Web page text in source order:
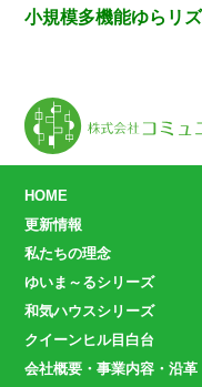
小規模多機能ゆらリ
HOME
更新情報
私たちの理念
ゆいま～るシリーズ
和気ハウスシリーズ
クイーンヒル目白台
会社概要・事業内容・沿革